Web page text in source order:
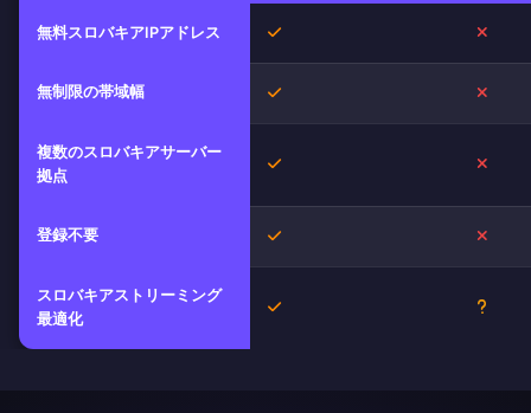
無料スロバキアIPアドレス はい
無制限の帯域幅 はい
複数のスロバキアサーバー
拠点
はい
登録不要 はい
スロバキアストリーミング
最適化
はい